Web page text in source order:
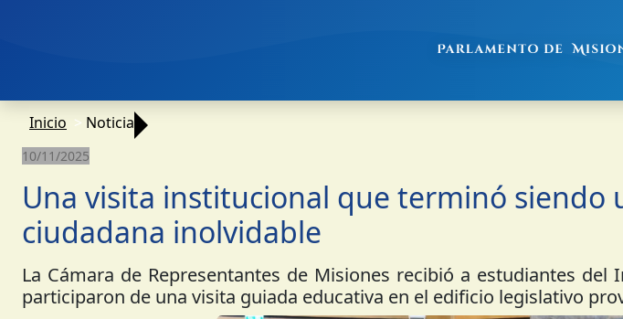
Inicio Noticia
10/11/2025
Una visita institucional que terminó siendo
ciudadana inolvidable
La Cámara de Representantes de Misiones recibió a estudiantes del
participaron de una visita guiada educativa en el edificio legislativo